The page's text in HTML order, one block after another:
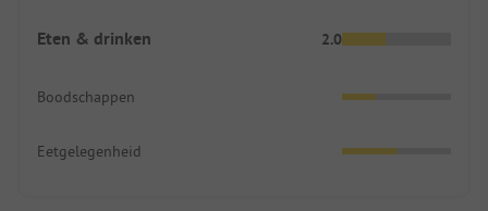
Eten & drinken 2.0
Boodschappen
Eetgelegenheid